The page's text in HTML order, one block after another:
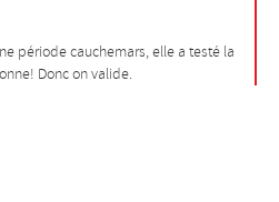
période cauchemars, elle a testé la
Donc on valide.